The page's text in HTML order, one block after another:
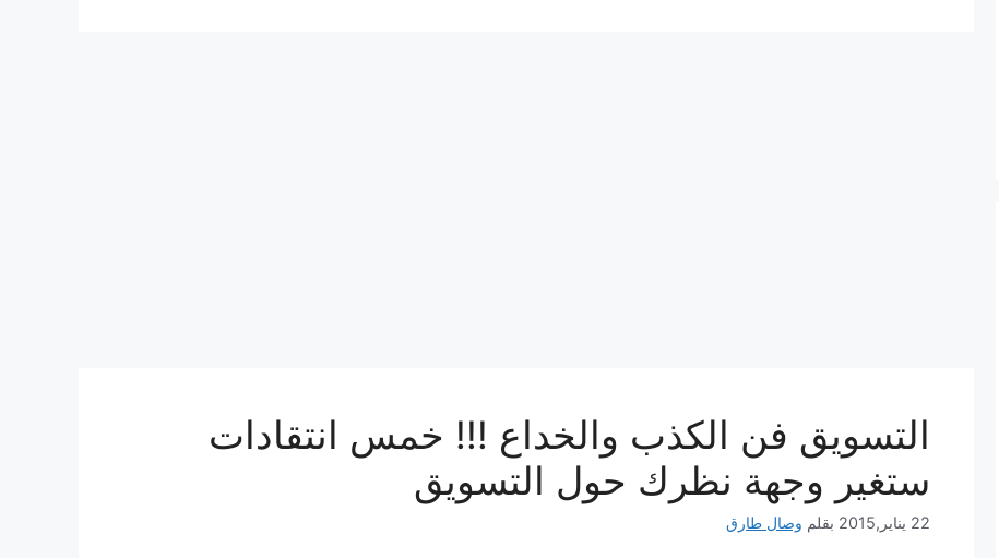
التسويق فن الكذب والخداع !!! خمس انتقادات
ستغير وجهة نظرك حول التسويق
22 يناير,2015 بقلم وصال طارق